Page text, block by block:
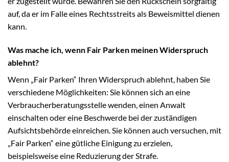
auf, da er im Falle eines Rechtsstreits als Beweismittel dienen
kann.
Was mache ich, wenn Fair Parken meinen Widerspruch
ablehnt?
Wenn „Fair Parken“ Ihren Widerspruch ablehnt, haben Sie
verschiedene Möglichkeiten: Sie können sich an eine
Verbraucherberatungsstelle wenden, einen Anwalt
einschalten oder eine Beschwerde bei der zuständigen
Aufsichtsbehörde einreichen. Sie können auch versuchen, mit
„Fair Parken“ eine gütliche Einigung zu erzielen,
beispielsweise eine Reduzierung der Strafe.